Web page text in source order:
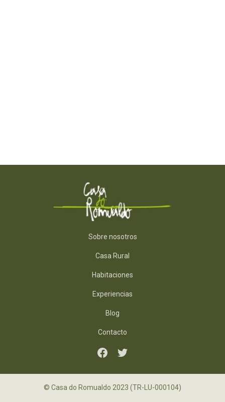
Sobre nosotros
Casa Rural
Habitaciones
Experiencias
Blog
Contacto
© Casa do Romualdo 2023 (TR-LU-000104)